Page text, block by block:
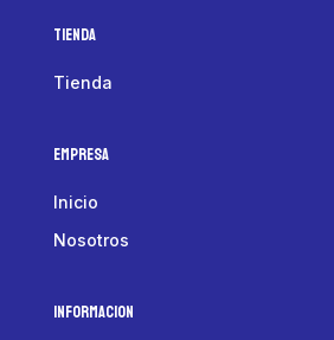
Tienda
Tienda
Empresa
Inicio
Nosotros
Informacion